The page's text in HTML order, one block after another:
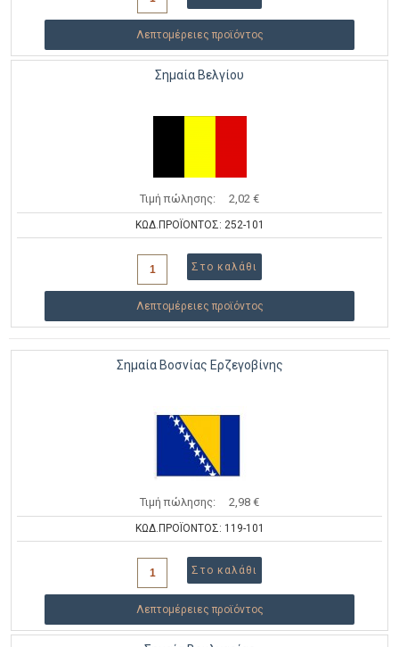
Λεπτομέρειες προϊόντος
Σημαία Βελγίου
Τιμή πώλησης: 2,02 €
ΚΩΔ.ΠΡΟΪΟΝΤΟΣ: 252-101
Λεπτομέρειες προϊόντος
Σημαία Βοσνίας Ερζεγοβίνης
Τιμή πώλησης: 2,98 €
ΚΩΔ.ΠΡΟΪΟΝΤΟΣ: 119-101
Λεπτομέρειες προϊόντος